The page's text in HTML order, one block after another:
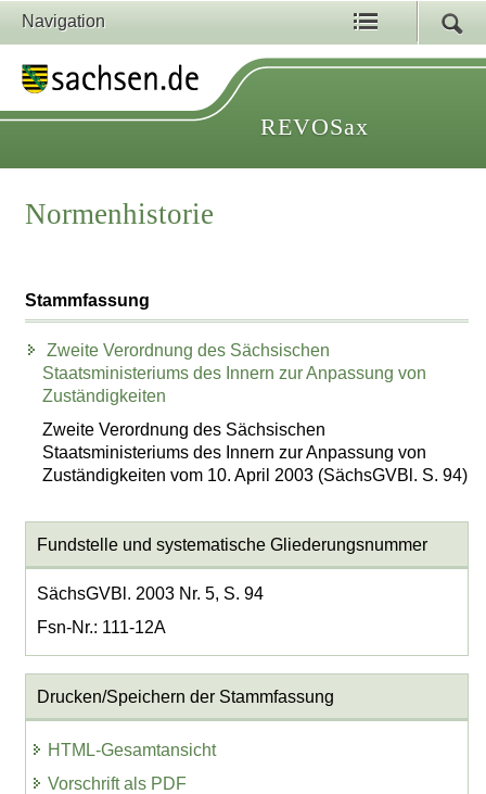
Navigation
REVOSax
Normenhistorie
Stammfassung
Zweite Verordnung des Sächsischen
Staatsministeriums des Innern zur Anpassung von
Zuständigkeiten
Zweite Verordnung des Sächsischen
Staatsministeriums des Innern zur Anpassung von
Zuständigkeiten vom 10. April 2003 (SächsGVBl. S. 94)
Fundstelle und systematische Gliederungsnummer
SächsGVBl. 2003 Nr. 5, S. 94
Fsn-Nr.: 111-12A
Drucken/Speichern der Stammfassung
HTML-Gesamtansicht
Vorschrift als PDF